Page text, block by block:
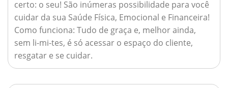
certo: o seu! São inúmeras possibilidade para você
cuidar da sua Saúde Física, Emocional e Financeira!
Como funciona: Tudo de graça e, melhor ainda,
sem li-mi-tes, é só acessar o espaço do cliente,
resgatar e se cuidar.